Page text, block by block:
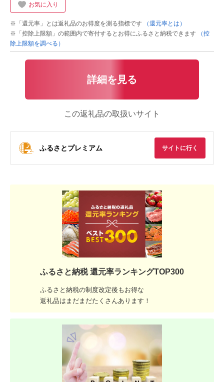
お気に入り
※「還元率」とは返礼品のお得度を測る指標です
（還元率とは）
※「控除上限額」の範囲内で寄付するとお得にふるさと納税できます
（控
除上限額を調べる）
詳細を見る
この返礼品の取扱いサイト
ふるさとプレミアム サイトに行く
ふるさと納税 還元率ランキングTOP300
ふるさと納税の制度改定後もお得な
返礼品はまだまだたくさんあります！